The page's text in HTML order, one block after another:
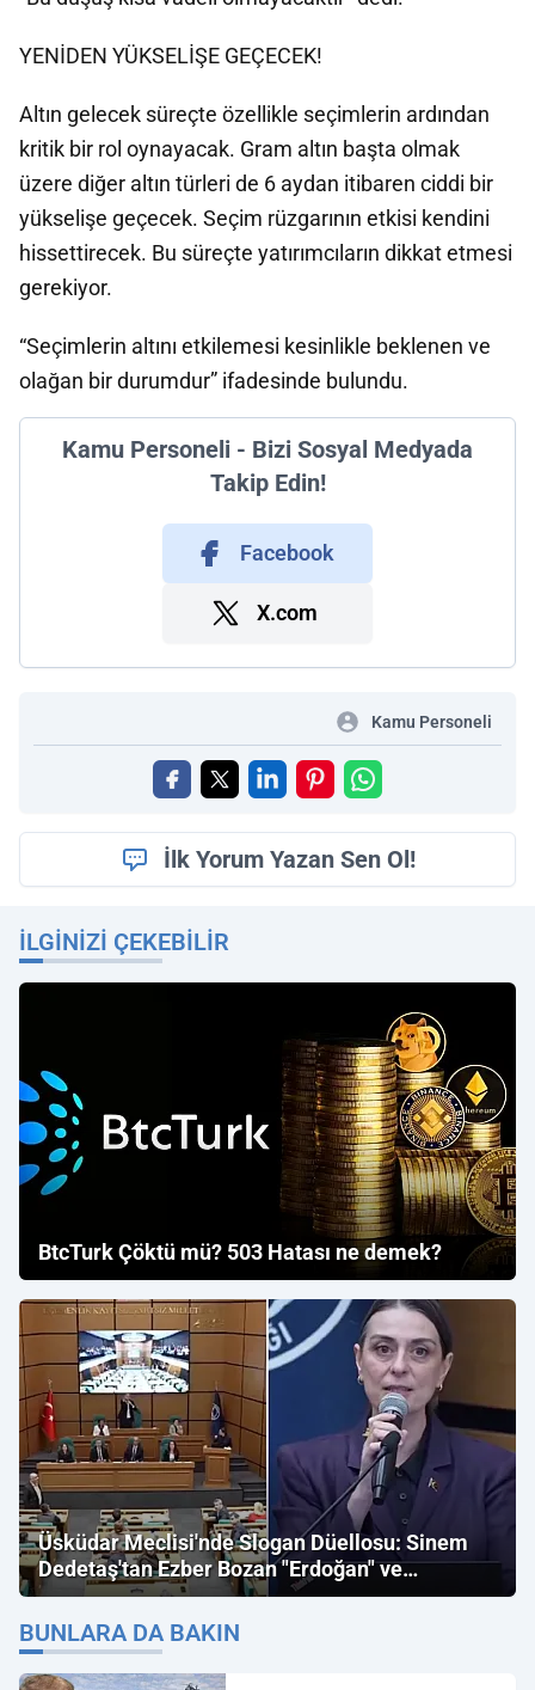
YENİDEN YÜKSELİŞE GEÇECEK!
Altın gelecek süreçte özellikle seçimlerin ardından
kritik bir rol oynayacak. Gram altın başta olmak
üzere diğer altın türleri de 6 aydan itibaren ciddi bir
yükselişe geçecek. Seçim rüzgarının etkisi kendini
hissettirecek. Bu süreçte yatırımcıların dikkat etmesi
gerekiyor.
“Seçimlerin altını etkilemesi kesinlikle beklenen ve
olağan bir durumdur” ifadesinde bulundu.
Kamu Personeli - Bizi Sosyal Medyada
Takip Edin!
Facebook
X.com
Kamu Personeli
İlk Yorum Yazan Sen Ol!
İLGINIZI ÇEKEBILIR
BtcTurk Çöktü mü? 503 Hatası ne demek?
Üsküdar Meclisi'nde Slogan Düellosu: Sinem
Dedetaş'tan Ezber Bozan "Erdoğan" ve
"İmamoğlu" Çıkışı!
BUNLARA DA BAKIN